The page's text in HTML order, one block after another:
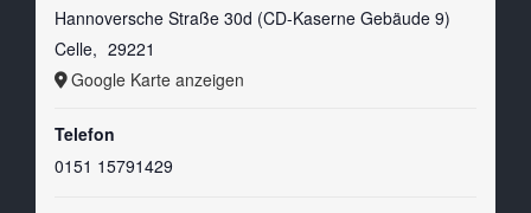
Hannoversche Straße 30d (CD-Kaserne Gebäude 9)
Celle, 29221
Google Karte anzeigen
Telefon
0151 15791429